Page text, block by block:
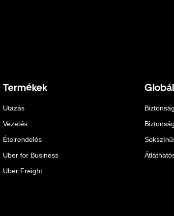
Termékek
Utazás
Vezetés
Ételrendelés
Uber for Business
Uber Freight
Biztonság
Biztonság